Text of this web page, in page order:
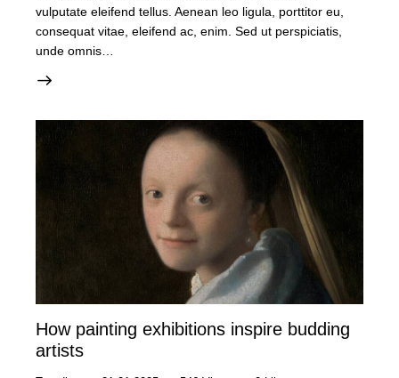
vulputate eleifend tellus. Aenean leo ligula, porttitor eu,
consequat vitae, eleifend ac, enim. Sed ut perspiciatis,
unde omnis…
How painting exhibitions inspire budding
artists